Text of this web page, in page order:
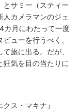
とサミー（スティー
カメラマンのジェ
カ月にわたって一度
ューを行うべく、
旅に出る。だが、
狂気を目の当たりに
ス・マキナ』